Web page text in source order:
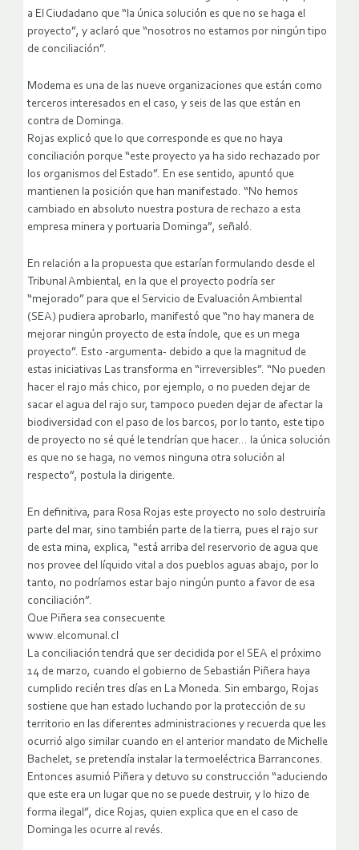
a El Ciudadano que “la única solución es que no se haga el
proyecto”, y aclaró que “nosotros no estamos por ningún tipo
de conciliación”.
Modema es una de las nueve organizaciones que están como
terceros interesados en el caso, y seis de las que están en
contra de Dominga.
Rojas explicó que lo que corresponde es que no haya
conciliación porque “este proyecto ya ha sido rechazado por
los organismos del Estado”. En ese sentido, apuntó que
mantienen la posición que han manifestado. “No hemos
cambiado en absoluto nuestra postura de rechazo a esta
empresa minera y portuaria Dominga”, señaló.
En relación a la propuesta que estarían formulando desde el
Tribunal Ambiental, en la que el proyecto podría ser
“mejorado” para que el Servicio de Evaluación Ambiental
(SEA) pudiera aprobarlo, manifestó que “no hay manera de
mejorar ningún proyecto de esta índole, que es un mega
proyecto”. Esto -argumenta- debido a que la magnitud de
estas iniciativas Las transforma en “irreversibles”. “No pueden
hacer el rajo más chico, por ejemplo, o no pueden dejar de
sacar el agua del rajo sur, tampoco pueden dejar de afectar la
biodiversidad con el paso de los barcos, por lo tanto, este tipo
de proyecto no sé qué le tendrían que hacer… la única solución
es que no se haga, no vemos ninguna otra solución al
respecto”, postula la dirigente.
En definitiva, para Rosa Rojas este proyecto no solo destruiría
parte del mar, sino también parte de la tierra, pues el rajo sur
de esta mina, explica, “está arriba del reservorio de agua que
nos provee del líquido vital a dos pueblos aguas abajo, por lo
tanto, no podríamos estar bajo ningún punto a favor de esa
conciliación”.
Que Piñera sea consecuente
www.elcomunal.cl
La conciliación tendrá que ser decidida por el SEA el próximo
14 de marzo, cuando el gobierno de Sebastián Piñera haya
cumplido recién tres días en La Moneda. Sin embargo, Rojas
sostiene que han estado luchando por la protección de su
territorio en las diferentes administraciones y recuerda que les
ocurrió algo similar cuando en el anterior mandato de Michelle
Bachelet, se pretendía instalar la termoeléctrica Barrancones.
Entonces asumió Piñera y detuvo su construcción “aduciendo
que este era un lugar que no se puede destruir, y lo hizo de
forma ilegal”, dice Rojas, quien explica que en el caso de
Dominga les ocurre al revés.